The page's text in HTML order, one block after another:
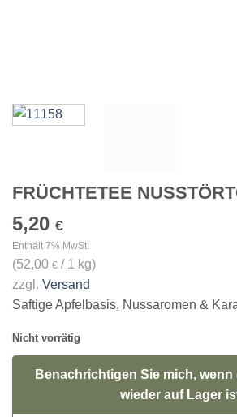
FRÜCHTETEE
5,20 €
Enthält 7% MwSt.
(52,00 € / 1 kg)
zzgl. Versand
Saftige Apfelbasis, Nussaromen &
Nicht vorrätig
Benachrichtigen Sie mich,
wieder auf Lager